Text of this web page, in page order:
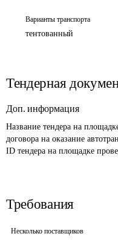
Варианты транспорта
тентованный
Тендерная
Доп. информация
Название тендера на
договора на оказание
ID тендера на площадке
Требования
Несколько поставщиков